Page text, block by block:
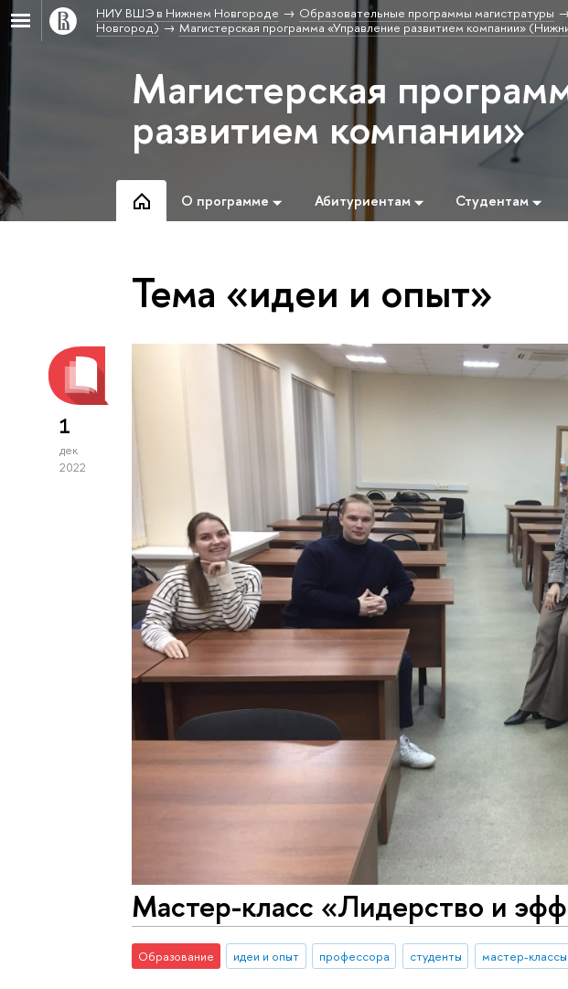
НИУ ВШЭ в Нижнем Новгороде Образовательные программы магистратуры
Новгород)
Магистерская программа «Управление развитием компании»
Магистерская
развитием компании»
О программе Абитуриентам Студентам
Тема «идеи и опыт»
1
дек
2022
Мастер-класс «Лидерство и
Образование идеи и опыт профессора студенты мастер-классы